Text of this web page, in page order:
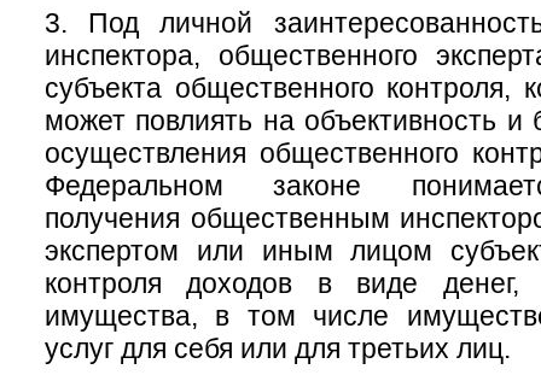
3. Под личной
инспектора, общественного
субъекта общественного контроля,
может повлиять на объективность и
осуществления общественного
Федеральном законе
получения общественным
экспертом или иным лицом
контроля доходов в виде денег,
имущества, в том числе
услуг для себя или для третьих лиц.